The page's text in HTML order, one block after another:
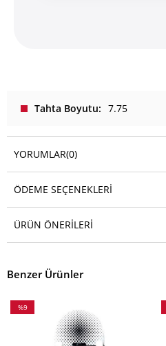
Tahta Boyutu 7.75
YORUMLAR(0)
ÖDEME SEÇENEKLERI
ÜRÜN ÖNERILERI
Benzer Ürünler
%9